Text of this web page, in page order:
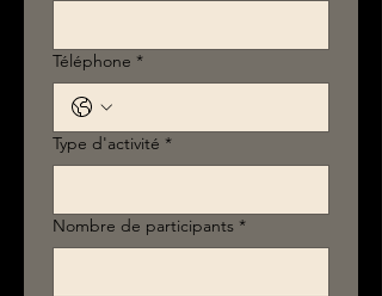
Téléphone *
Type d'activité *
Nombre de participants *